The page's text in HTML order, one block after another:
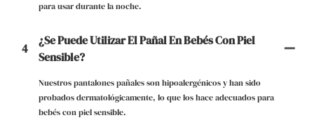
para usar durante la noche.
4
¿Se Puede Utilizar El Pañal En Bebés Con Piel
Sensible?
Nuestros pantalones pañales son hipoalergénicos y han sido
probados dermatológicamente, lo que los hace adecuados para
bebés con piel sensible.